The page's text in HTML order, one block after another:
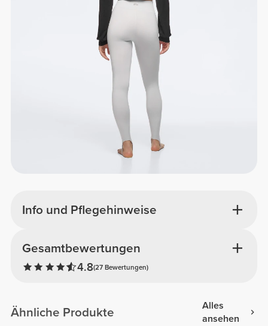
Info und Pflegehinweise
Gesamtbewertungen
4.8(27 Bewertungen)
Ähnliche Produkte
Alles
ansehen